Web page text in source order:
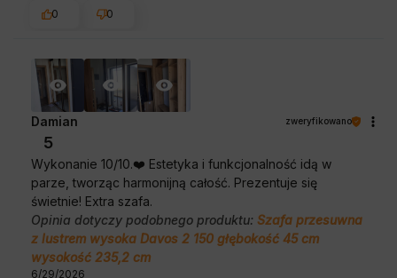
0
0
Damian zweryfikowano
5
Wykonanie 10/10.❤️ Estetyka i funkcjonalność idą w
parze, tworząc harmonijną całość. Prezentuje się
świetnie! Extra szafa.
Opinia dotyczy podobnego produktu: Szafa przesuwna
z lustrem wysoka Davos 2 150 głębokość 45 cm
wysokość 235,2 cm
6/29/2026